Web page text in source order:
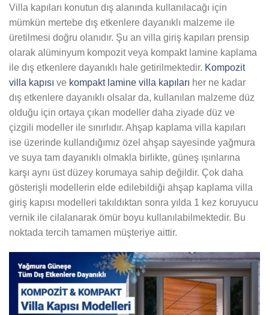
Villa kapıları konutun dış alanında kullanılacağı için
mümkün mertebe dış etkenlere dayanıklı malzeme ile
üretilmesi doğru olanıdır. Şu an villa giriş kapıları prensip
olarak alüminyum kompozit veya kompakt lamine kaplama
ile dış etkenlere dayanıklı hale getirilmektedir. Kompozit
villa kapısı ve kompakt lamine villa kapıları her ne kadar
dış etkenlere dayanıklı olsalar da, kullanılan malzeme düz
olduğu için ortaya çıkan modeller daha ziyade düz ve
çizgili modeller ile sınırlıdır. Ahşap kaplama villa kapıları
ise üzerinde kullandığımız özel ahşap sayesinde yağmura
ve suya tam dayanıklı olmakla birlikte, güneş ışınlarına
karşı aynı üst düzey korumaya sahip değildir. Çok daha
gösterişli modellerin elde edilebildiği ahşap kaplama villa
giriş kapısı modelleri takıldıktan sonra yılda 1 kez koruyucu
vernik ile cilalanarak ömür boyu kullanılabilmektedir. Bu
noktada tercih tamamen müşteriye aittir.